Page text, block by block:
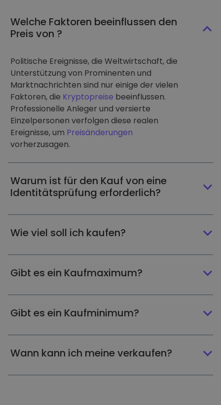
Welche Faktoren beeinflussen den
Preis von ?
Politische Ereignisse, die Weltwirtschaft, die
Unterstützung von Prominenten und
Marktnachrichten sind nur einige der vielen
Faktoren, die Kryptopreise beeinflussen.
Professionelle Anleger und versierte
Einzelpersonen verfolgen diese realen
Ereignisse, um Preisänderungen
vorherzusagen.
Warum ist für den Kauf von eine
Identitätsprüfung erforderlich?
Wie viel soll ich kaufen?
Gibt es ein Kaufmaximum?
Gibt es ein Kaufminimum?
Wann kann ich meine verkaufen?